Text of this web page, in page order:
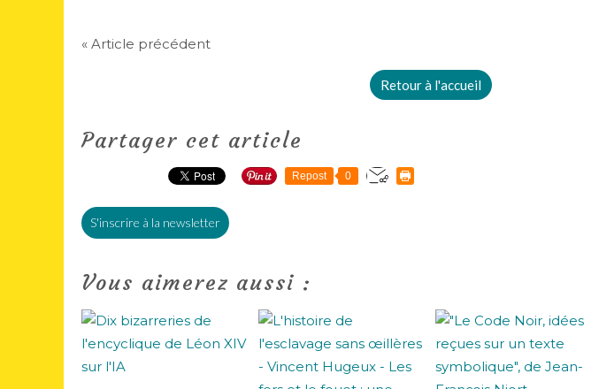
« Article précédent
Retour à l'accueil
Partager cet article
Repost 0
S'inscrire à la newsletter
Vous aimerez aussi :